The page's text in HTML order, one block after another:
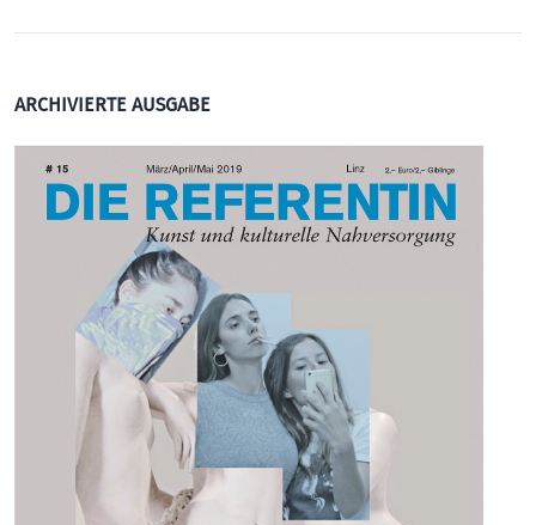
ARCHIVIERTE AUSGABE